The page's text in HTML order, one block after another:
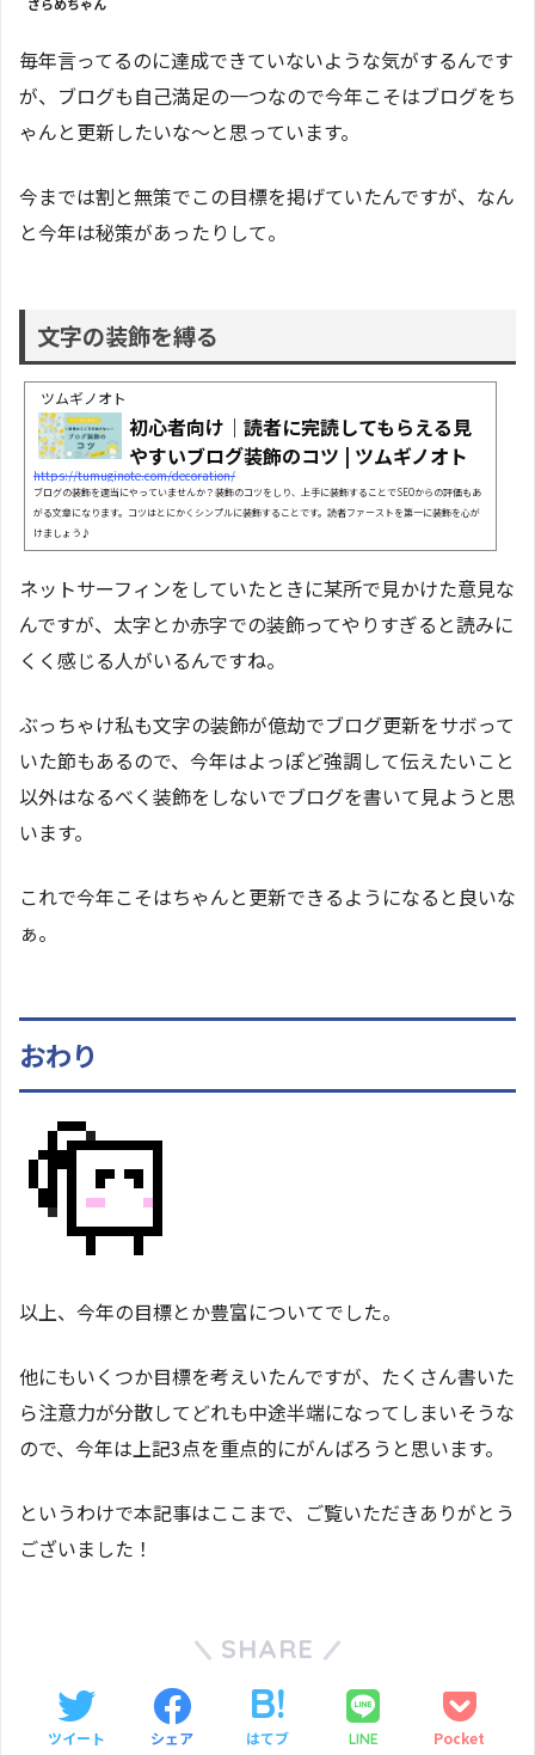
毎年言ってるのに達成できていないような気がするんです
が、ブログも自己満足の一つなので今年こそはブログをち
ゃんと更新したいな〜と思っています。
今までは割と無策でこの目標を掲げていたんですが、なん
と今年は秘策があったりして。
文字の装飾を縛る
ツムギノオト
初心者向け｜読者に完読してもらえる見
やすいブログ装飾のコツ | ツムギノオト
https://tumuginote.com/decoration/
ブログの装飾を適当にやっていませんか？装飾のコツをしり、上手に装飾することでSEOからの評価もあ
がる文章になります。コツはとにかくシンプルに装飾することです。読者ファーストを第一に装飾を心が
けましょう♪
ネットサーフィンをしていたときに某所で見かけた意見な
んですが、太字とか赤字での装飾ってやりすぎると読みに
くく感じる人がいるんですね。
ぶっちゃけ私も文字の装飾が億劫でブログ更新をサボって
いた節もあるので、今年はよっぽど強調して伝えたいこと
以外はなるべく装飾をしないでブログを書いて見ようと思
います。
これで今年こそはちゃんと更新できるようになると良いな
ぁ。
おわり
以上、今年の目標とか豊富についてでした。
他にもいくつか目標を考えいたんですが、たくさん書いた
ら注意力が分散してどれも中途半端になってしまいそうな
ので、今年は上記3点を重点的にがんばろうと思います。
というわけで本記事はここまで、ご覧いただきありがとう
ございました！
SHARE
ツイート シェア はてブ LINE Pocket